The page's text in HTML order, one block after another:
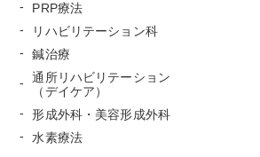
PRP療法
リハビリテーション科
鍼治療
通所リハビリテーション
（デイケア）
形成外科・美容形成外科
水素療法